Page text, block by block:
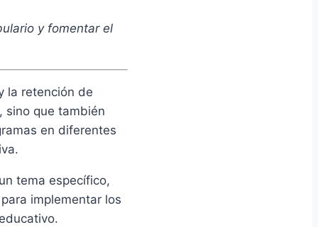
y fomentar el
la retención de
sino que también
en diferentes
tema específico,
implementar los